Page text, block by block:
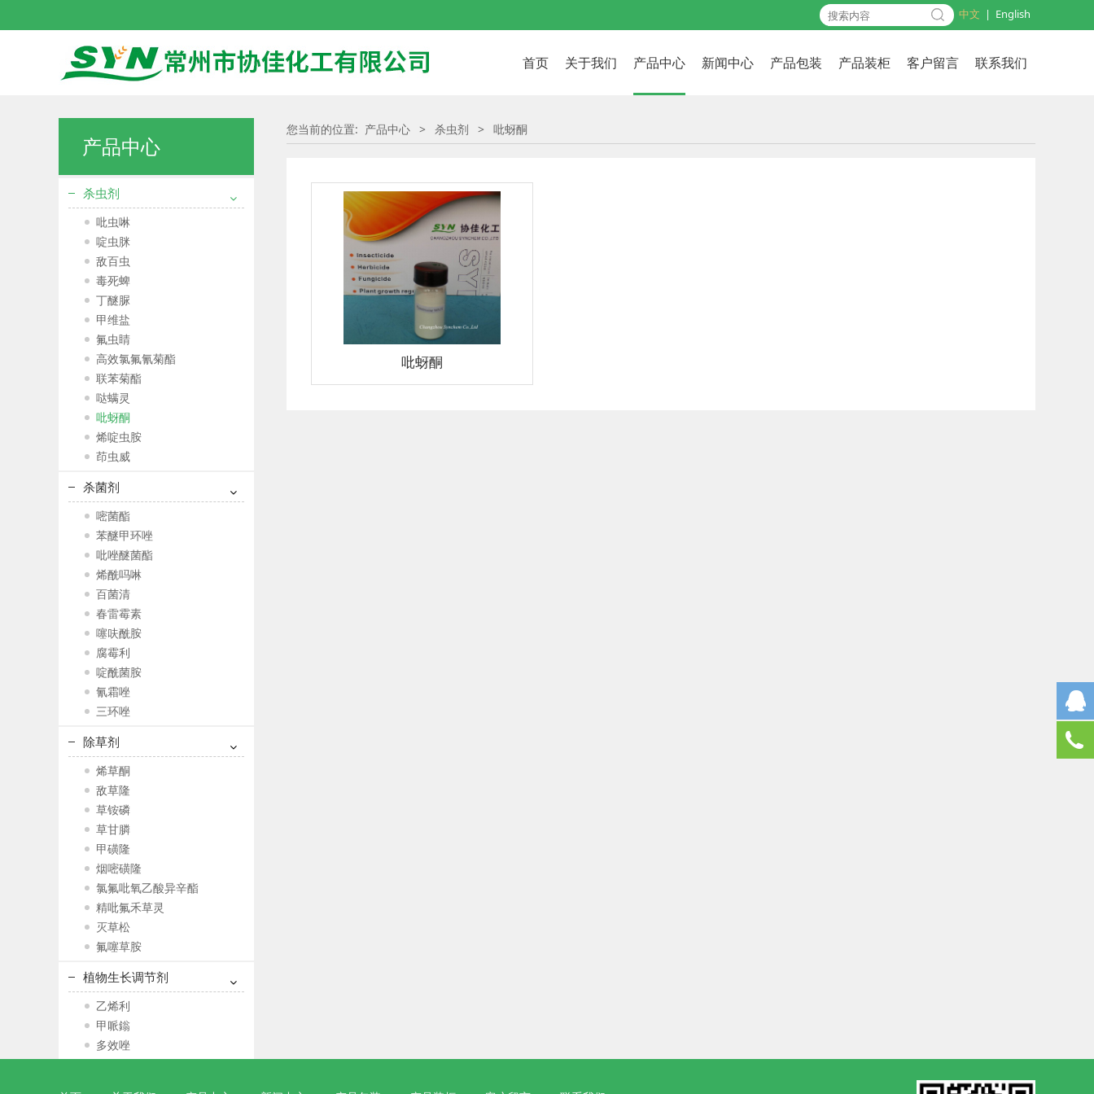
中文 | English
首页 关于我们 产品中心 新闻中心 产品包装 产品装柜 客户留言 联系我们
产品中心
杀虫剂
吡虫啉
啶虫脒
敌百虫
毒死蜱
丁醚脲
甲维盐
氟虫睛
高效氯氟氰菊酯
联苯菊酯
哒螨灵
吡蚜酮
烯啶虫胺
茚虫威
杀菌剂
嘧菌酯
苯醚甲环唑
吡唑醚菌酯
烯酰吗啉
百菌清
春雷霉素
噻呋酰胺
腐霉利
啶酰菌胺
氰霜唑
三环唑
除草剂
烯草酮
敌草隆
草铵磷
草甘膦
甲磺隆
烟嘧磺隆
氯氟吡氧乙酸异辛酯
精吡氟禾草灵
灭草松
氟噻草胺
植物生长调节剂
乙烯利
甲哌鎓
多效唑
您当前的位置: 产品中心 > 杀虫剂 > 吡蚜酮
吡蚜酮